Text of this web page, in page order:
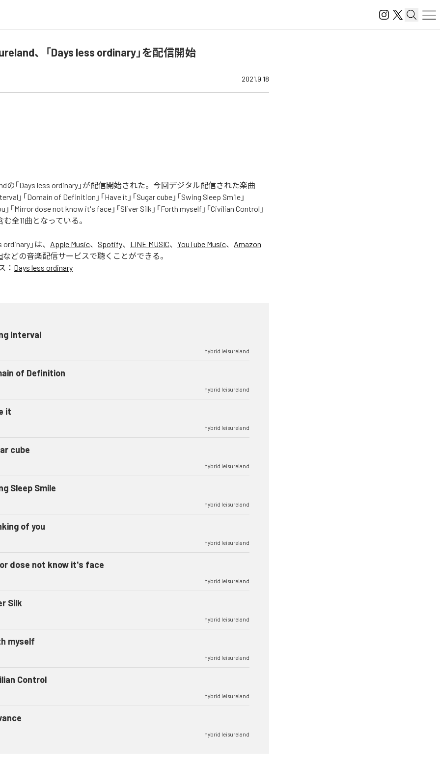
、「Days less ordinary」を配信開始
2021.9.18
の「Days less ordinary」が配信開始された。今回デジタル配信された楽曲
」「Domain of Definition」「Have it」「Sugar cube」「Swing Sleep Smile」
」「Mirror dose not know it's face」「Sliver Silk」「Forth myself」「Civilian Control」
む全11曲となっている。
ordinary 」は、 Apple Music、 Spotify、 LINE MUSIC、 YouTube Music、 Amazon
などの音楽配信サービスで聴くことができる。
： Days less ordinary
Interval
hybrid leisureland
of Definition
hybrid leisureland
it
hybrid leisureland
cube
hybrid leisureland
Sleep Smile
hybrid leisureland
of you
hybrid leisureland
dose not know it's face
hybrid leisureland
Silk
hybrid leisureland
myself
hybrid leisureland
Control
hybrid leisureland
hybrid leisureland